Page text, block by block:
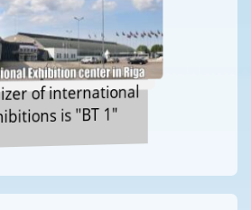
of international
is "BT 1"